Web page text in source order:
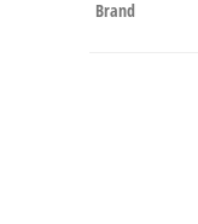
Brand